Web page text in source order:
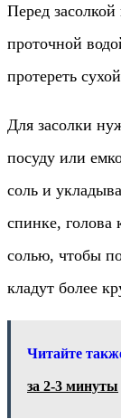
Перед
проточной
протереть
Для засолки
посуду или
соль и
спинке,
солью, чтобы
кладут более
Читайте
за 2-3 минуты